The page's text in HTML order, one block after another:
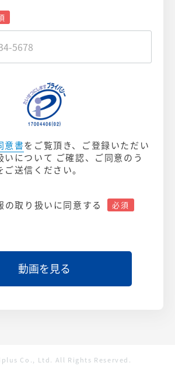
意書をご覧頂き、ご登録いただい
いについて ご確認、ご同意のう
送信ください。
の取り扱いに同意する
Co., Ltd. All Rights Reserved.